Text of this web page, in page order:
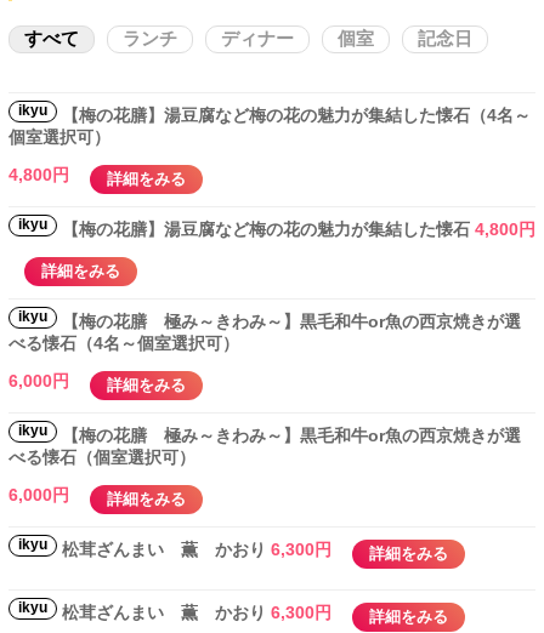
すべて
ikyu
【梅の花膳】湯豆腐など梅の花の魅力が集結した懐石（4名～
個室選択可）
4,800円
詳細をみる
ikyu 【梅の花膳】湯豆腐など梅の花の魅力が集結した懐石 4,800円
詳細をみる
ikyu
【梅の花膳 極み～きわみ～】黒毛和牛or魚の西京焼きが選
べる懐石（4名～個室選択可）
6,000円
詳細をみる
ikyu
【梅の花膳 極み～きわみ～】黒毛和牛or魚の西京焼きが選
べる懐石（個室選択可）
6,000円
詳細をみる
ikyu 松茸ざんまい 薫 かおり 6,300円 詳細をみる
ikyu 松茸ざんまい 薫 かおり 6,300円 詳細をみる
ランチ ディナー 個室 記念日